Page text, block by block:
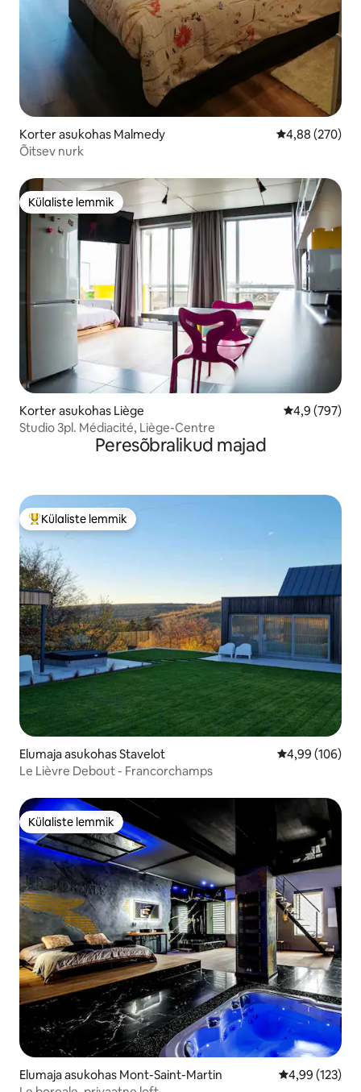
Korter asukohas Malmedy Keskmine
4,88 (270)
Õitsev nurk
Külaliste lemmik
Külaliste lemmik
Korter asukohas Liège Keskmine
4,9 (797)
Studio 3pl. Médiacité, Liège-Centre
Peresõbralikud majad
Külaliste suur lemmik
Külaliste lemmik
Elumaja asukohas Stavelot Keskmine
4,99 (106)
Le Lièvre Debout - Francorchamps
Külaliste lemmik
Külaliste lemmik
Elumaja asukohas Mont-Saint-Martin Keskmine
4,99 (123)